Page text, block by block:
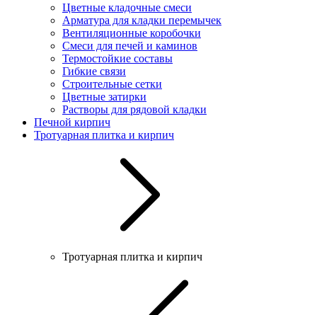
Цветные кладочные смеси
Арматура для кладки перемычек
Вентиляционные коробочки
Смеси для печей и каминов
Термостойкие составы
Гибкие связи
Строительные сетки
Цветные затирки
Растворы для рядовой кладки
Печной кирпич
Тротуарная плитка и кирпич
Тротуарная плитка и кирпич